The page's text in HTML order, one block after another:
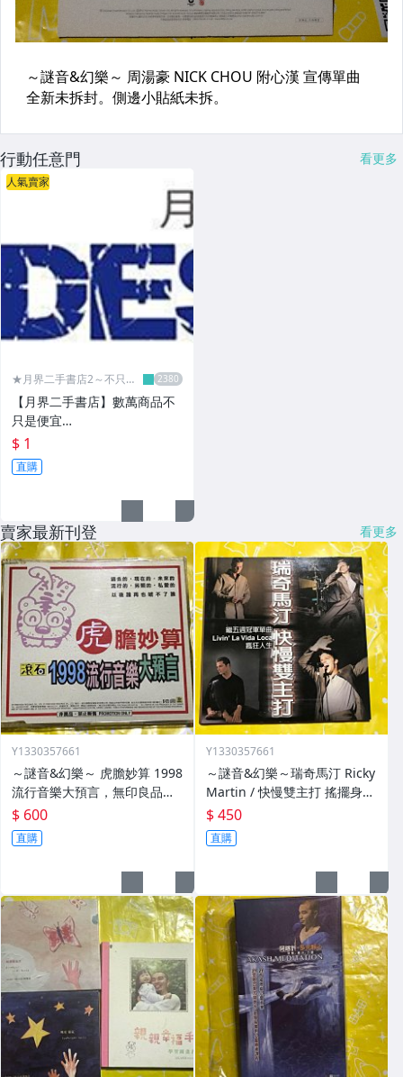
行動任意門 看更多
人氣賣家
★月界二手書店2～不只是
【月界二手書店】數萬商品不
只是便宜…
$ 1
直購
賣家最新刊登 看更多
Y1330357661
～謎音&幻樂～ 虎膽妙算 1998
流行音樂大預言，無印良品，
周華健，任賢齊，齊豫，陳淑
樺，徐懷鈺，二手保存良好 宣
傳片
$ 600
直購
Y1330357661
～謎音&幻樂～瑞奇馬汀 Ricky
Martin / 快慢雙主打 搖擺身
軀，私人情緒 宣傳單曲 二手保
存良好 單曲。
$ 450
直購